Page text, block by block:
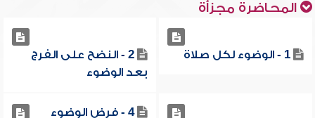
المحاضرة مجزأة
1 - الوضوء لكل صلاة
2 - النضح على الفرج
بعد الوضوء
4 - فرض الوضوء